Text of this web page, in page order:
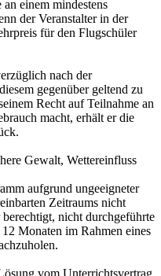
einem mindestens
der Veranstalter in der
für den Flugschüler
nach der
gegenüber geltend zu
Recht auf Teilnahme an
macht, erhält er die
Gewalt, Wettereinfluss
aufgrund ungeeigneter
Zeitraums nicht
nicht durchgeführte
Monaten im Rahmen eines